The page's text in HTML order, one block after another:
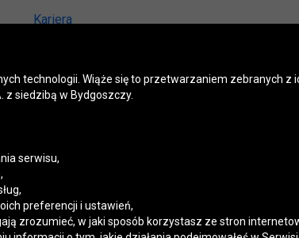
Kariera
Biuro prasowe
Kręci nas recykling
Mapa fotoradarów
Ustawienia cookies
technologii. Wiąże się to przetwarzaniem zebranych
z siedzibą w Bydgoszczy.
serwisu,
preferencji i ustawień,
zrozumieć, w jaki sposób korzystasz ze stron